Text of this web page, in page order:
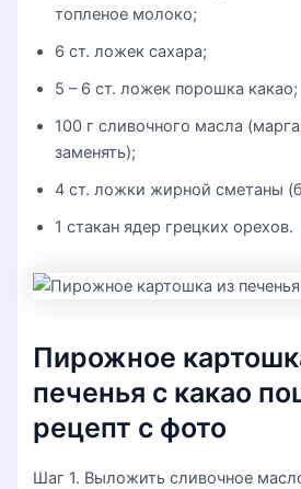
топленое молоко;
6 ст. ложек сахара;
5 – 6 ст. ложек порошка какао;
100 г сливочного масла
заменять);
4 ст. ложки жирной сметаны
1 стакан ядер грецких орехов.
Пирожное
печенья с какао
рецепт с фото
Шаг 1. Выложить сливочное